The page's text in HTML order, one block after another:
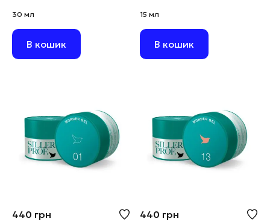
мл
30 мл
В кошик
блискітками, 15 мл
15 мл
В кошик
440 грн 440 грн